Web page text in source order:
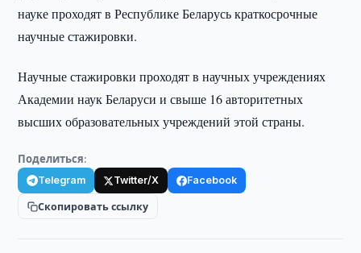
науке проходят в Республике Беларусь краткосрочные
научные стажировки.
Научные стажировки проходят в научных учреждениях
Академии наук Беларуси и свыше 16 авторитетных
высших образовательных учреждений этой страны.
Поделиться:
Telegram Twitter/X Facebook
Скопировать ссылку